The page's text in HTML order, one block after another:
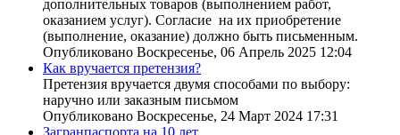
дополнительных товаров (выполнением работ,
оказанием услуг). Согласие на их приобретение
(выполнение, оказание) должно быть письменным.
Опубликовано Воскресенье, 06 Апрель 2025 12:04
Как вручается претензия?
Претензия вручается двумя способами по выбору:
наручно или заказным письмом
Опубликовано Воскресенье, 24 Март 2024 17:31